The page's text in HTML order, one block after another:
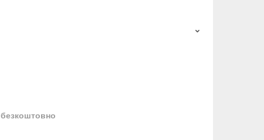
безкоштовно